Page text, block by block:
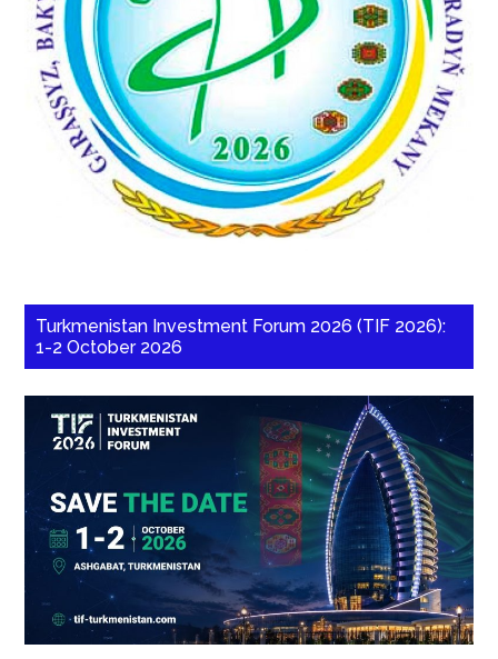
Turkmenistan Investment Forum 2026 (TIF 2026):
1-2 October 2026